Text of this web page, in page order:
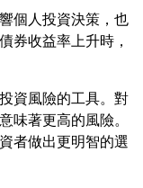
個人投資決策，也
券收益率上升時，
資風險的工具。對
味著更高的風險。
者做出更明智的選